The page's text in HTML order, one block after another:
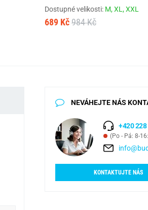
Dostupné velikosti: M,XL,XXL
689 Kč 984 Kč
NEVÁHEJTE NÁS
+420 228
(Po - Pá: 8-
KONTAKTUJTE NÁS